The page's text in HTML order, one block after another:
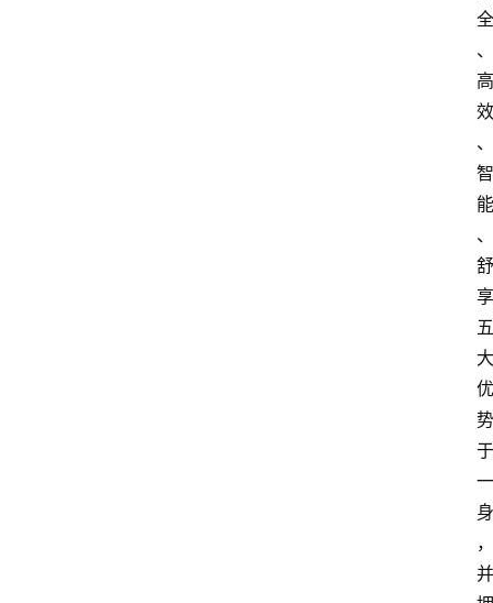
全
、
高
效
、
智
能
、
舒
享
五
大
优
势
于
一
身
，
并